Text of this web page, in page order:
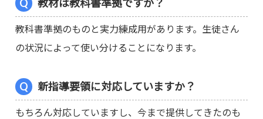
教材は教科書準拠ですか？
教科書準拠のものと実力練成用があります。生徒さん
の状況によって使い分けることになります。
新指導要領に対応していますか？
もちろん対応していますし、今まで提供してきたのも